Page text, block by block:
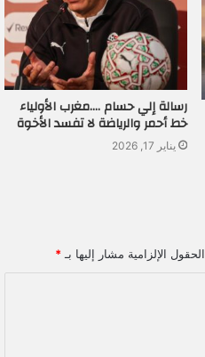
رسالة إلي حسام ….مغرب الأولياء
خط أحمر والرياضة لا تفسد الأخوة
يناير 17, 2026
الحقول الإلزامية مشار إليها بـ *